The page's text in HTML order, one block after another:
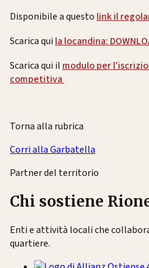
Disponibile a questo link il
Scarica qui la locandina:
Scarica qui il modulo per
competitiva
Torna alla rubrica
Corri alla Garbatella
Partner del territorio
Chi sostiene
Enti e attività locali che
quartiere.